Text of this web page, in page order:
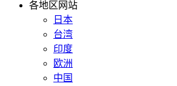
各地区网站
日本
台湾
印度
欧洲
中国